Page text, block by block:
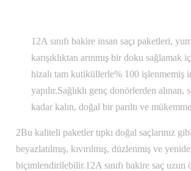
12A sınıfı bakire insan saçı paketleri,
karışıklıktan arınmış bir doku sağlamak
hizalı tam kutiküllerle% 100 işlenmemiş
yapılır.Sağlıklı genç donörlerden alınan,
kadar kalın, doğal bir parıltı ve
2Bu kaliteli paketler tıpkı doğal saçlarınız
beyazlatılmış, kıvırılmış, düzlenmiş ve
biçimlendirilebilir.12A sınıfı bakire saç uzun